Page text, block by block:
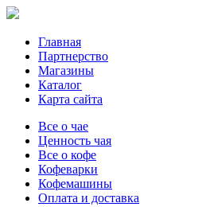
Главная
Партнерство
Магазины
Каталог
Карта сайта
Все о чае
Ценность чая
Все о кофе
Кофеварки
Кофемашины
Оплата и доставка